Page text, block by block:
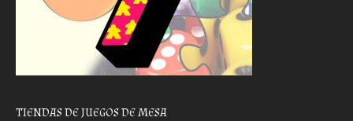
TIENDAS DE JUEGOS DE MESA